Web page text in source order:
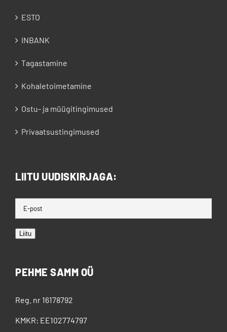
ESTO
INBANK
Tagastamine
Kohaletoimetamine
Ostu- ja müügitingimused
Privaatsustingimused
LIITU UUDISKIRJAGA:
Liitu
PEHME SAMM OÜ
Reg. nr 16178792
KMKR: EE102774797